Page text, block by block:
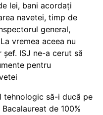
lei, bani acordați
navetei, timp de
general,
vremea aceea nu
ISJ ne-a cerut să
pentru
tehnologic să-i ducă pe
de 100%